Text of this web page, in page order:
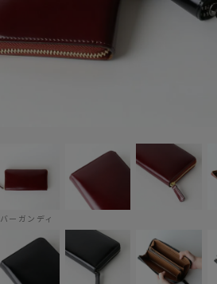
バーガンディ